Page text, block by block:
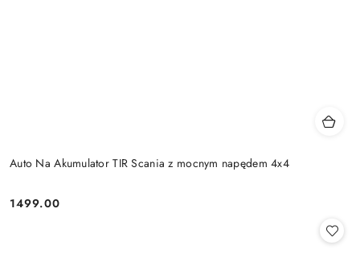
Auto Na Akumulator TIR Scania z mocnym napędem 4x4
Cena:
1499.00